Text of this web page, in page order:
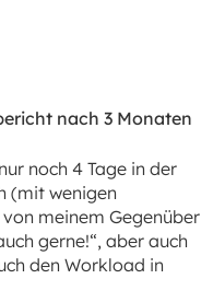
nach 3 Monaten
noch 4 Tage in der
(mit wenigen
meinem Gegenüber
gerne!“, aber auch
den Workload in